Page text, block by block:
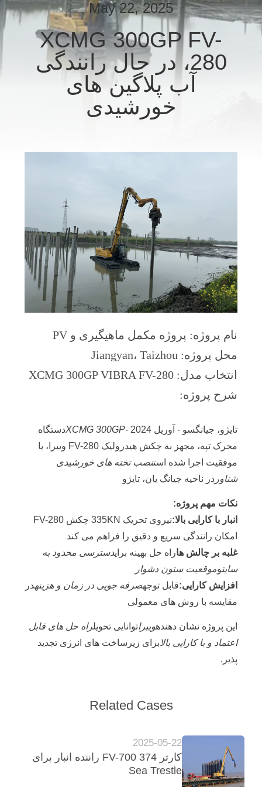
تور
کارخانه
اخبار
موارد
درخواست
نقل قول
نقشه
سایت
PRIVACY
POLICY
May 22, 2025
XCMG 300GP FV-
280، در حال رانندگی
آب پلاگین های
خورشیدی
نام پروژه: پروژه مکمل ماهیگیری و PV
محل پروژه: Jiangyan، Taizhou
انتخاب مدل: XCMG 300GP VIBRA FV-280
شرح پروژه:
تایژو، جیانگسو - آوریل 2024 - XCMG 300GPدستگاه
محرک تپه، مجهز به چکش هیدرولیک FV-280 ویبرا، با
موفقیت اجرا شده استنصب تخته های خورشیدی
شناور در ناحيه جيانگ يان، تايژو
نکات مهم پروژه:
انبار با کارایی بالا:
نیروی تحریک 335KN چکش FV-280
امکان رانندگی سریع و دقیق را فراهم می کند
غلبه بر چالش هاراه حل بهینه برایدسترسی محدود به
سایتوموقعیت ستون دشوار
افزایش کارایی:قابل توجهصرفه جویی در زمان و هزینهدر
مقایسه با روش های معمولی
این پروژه نشان دهندهويبراتوانایی تحویلراه حل های قابل
اعتماد و با کارایی بالابرای زیرساخت های انرژی تجدید
پذیر.
Related Cases
2025-05-22
کارتر 374 FV-700 راننده انبار برای
Sea Trestle